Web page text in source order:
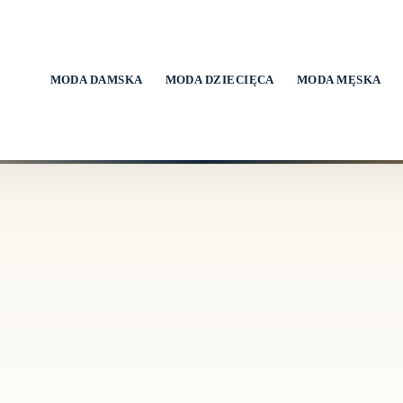
MODA DAMSKA MODA DZIECIĘCA MODA MĘSKA